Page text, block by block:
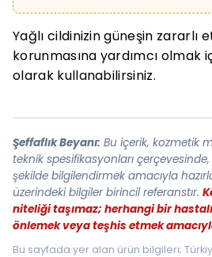
Yağlı cildinizin güneşin zararlı
korunmasına yardımcı olmak
olarak kullanabilirsiniz.
Şeffaflık Beyanı: Bu içerik, kozmetik
teknik spesifikasyonları
şekilde bilgilendirmek amacıyla
üzerindeki bilgiler birincil referanstır.
niteliği taşımaz; herhangi bir
önlemek veya teşhis etmek
Bu sayfada yer alan ürün bilgileri;